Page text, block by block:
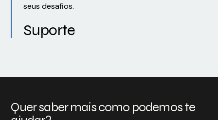
seus desafios.
Suporte
Quer saber mais como podemos te